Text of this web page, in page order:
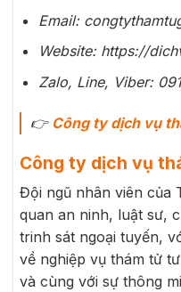
Email:
Website: https://
Zalo, Line, Viber:
👉Công ty dịch vụ
Công ty dịch vụ
Đội ngũ nhân viên của
quan an ninh, luật sư,
trinh sát ngoại tuyến,
về nghiệp vụ thám tử
và cùng với sự thông